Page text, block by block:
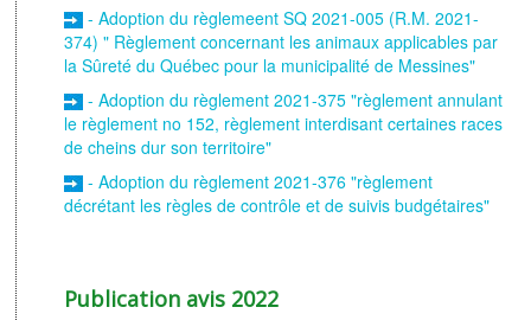
- Adoption du règlemeent SQ 2021-005 (R.M. 2021-
374) " Règlement concernant les animaux applicables par
la Sûreté du Québec pour la municipalité de Messines"
- Adoption du règlement 2021-375 "règlement annulant
le règlement no 152, règlement interdisant certaines races
de cheins dur son territoire"
- Adoption du règlement 2021-376 "règlement
décrétant les règles de contrôle et de suivis budgétaires"
Publication avis 2022